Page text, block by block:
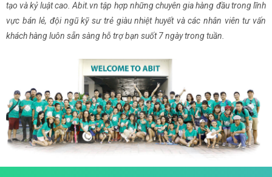
tạo và kỷ luật cao. Abit.vn tập hợp những chuyên gia hàng đầu trong lĩnh
vực bán lẻ, đội ngũ kỹ sư trẻ giàu nhiệt huyết và các nhân viên tư vấn
khách hàng luôn sẵn sàng hỗ trợ bạn suốt 7 ngày trong tuần.